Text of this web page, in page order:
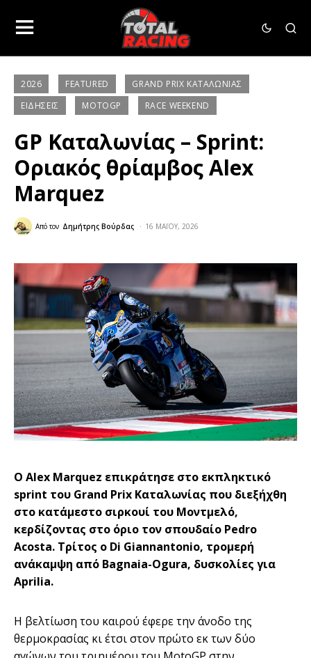
2026 FEATURED
GRAND PRIX ΚΑΤΑΛΩΝΊΑΣ
ΕΙΔΉΣΕΙΣ
MOTOGP RACE WEEKEND
GP Καταλωνίας – Sprint:
Οριακός θρίαμβος Alex
Marquez
Από τον Δημήτρης Βούρδας 16 ΜΑΪ́ΟΥ, 2026
Ο Alex Marquez επικράτησε στο εκπληκτικό
sprint του Grand Prix Καταλωνίας που διεξήχθη
στο κατάμεστο σιρκουί του Μοντμελό,
κερδίζοντας στο όριο τον σπουδαίο Pedro
Acosta. Τρίτος ο Di Giannantonio, τρομερή
ανάκαμψη από Bagnaia-Ogura, δυσκολίες για
Aprilia.
Η βελτίωση του καιρού έφερε την άνοδο της
θερμοκρασίας κι έτσι στον πρώτο εκ των δύο